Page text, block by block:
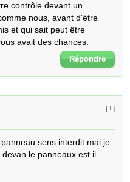
contrôle devant un
nous, avant d'être
et qui sait peut être
avait des chances.
Répondre
[ ! ]
sens interdit mai je
le panneaux est il